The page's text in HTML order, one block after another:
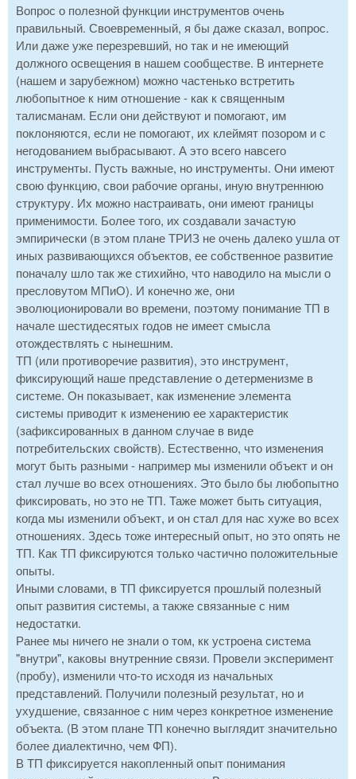
Вопрос о полезной функции инструментов очень
правильный. Своевременный, я бы даже сказал, вопрос.
Или даже уже перезревший, но так и не имеющий
должного освещения в нашем сообществе. В интернете
(нашем и зарубежном) можно частенько встретить
любопытное к ним отношение - как к священным
талисманам. Если они действуют и помогают, им
поклоняются, если не помогают, их клеймят позором и с
негодованием выбрасывают. А это всего навсего
инструменты. Пусть важные, но инструменты. Они имеют
свою функцию, свои рабочие органы, иную внутреннюю
структуру. Их можно настраивать, они имеют границы
применимости. Более того, их создавали зачастую
эмпирически (в этом плане ТРИЗ не очень далеко ушла от
иных развивающихся объектов, ее собственное развитие
поначалу шло так же стихийно, что наводило на мысли о
пресловутом МПиО). И конечно же, они
эволюционировали во времени, поэтому понимание ТП в
начале шестидесятых годов не имеет смысла
отождествлять с нынешним.
ТП (или противоречие развития), это инструмент,
фиксирующий наше представление о детерменизме в
системе. Он показывает, как изменение элемента
системы приводит к изменению ее характеристик
(зафиксированных в данном случае в виде
потребительских свойств). Естественно, что изменения
могут быть разными - например мы изменили объект и он
стал лучше во всех отношениях. Это было бы любопытно
фиксировать, но это не ТП. Таже может быть ситуация,
когда мы изменили объект, и он стал для нас хуже во всех
отношениях. Здесь тоже интересный опыт, но это опять не
ТП. Как ТП фиксируются только частично положительные
опыты.
Иными словами, в ТП фиксируется прошлый полезный
опыт развития системы, а также связанные с ним
недостатки.
Ранее мы ничего не знали о том, кк устроена система
"внутри", каковы внутренние связи. Провели эксперимент
(пробу), изменили что-то исходя из начальных
представлений. Получили полезный результат, но и
ухудшение, связанное с ним через конкретное изменение
объекта. (В этом плане ТП конечно выглядит значительно
более диалектично, чем ФП).
В ТП фиксируется накопленный опыт понимания